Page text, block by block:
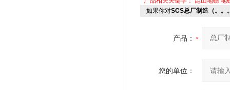
如果你对SCS总厂制造（。。
产品：
您的单位：